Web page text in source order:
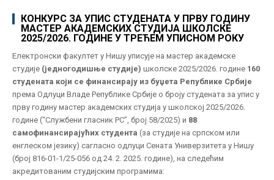
КОНКУРС ЗА УПИС СТУДЕНАТА У ПРВУ ГОДИНУ
МАСТЕР АКАДЕМСКИХ СТУДИЈА ШКОЛСКЕ
2025/2026. ГОДИНЕ У ТРЕЋЕМ УПИСНОМ РОКУ
Електронски факултет у Нишу уписује на мастер академске
студије (једногодишње студије) школске 2025/2026. године 160
студената који се финансирају из буџета Републике Србије
према Одлуци Владе Републике Србије о броју студената за упис у
прву годину мастер академских студија у школској 2025/2026.
године (“Службени гласник РС”, број 58/2025) и 88
самофинансирајућих студента (за студије на српском или
енглеском језику) сагласно одлуци Сената Универзитета у Нишу
(број 816-01-1/25-056 од 24. 2. 2025. године), на следећим
акредитованим студијским програмима: